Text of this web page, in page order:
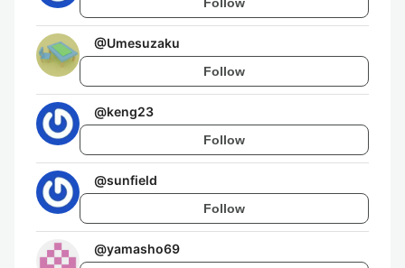
@Umesuzaku
Follow
@keng23
Follow
@sunfield
Follow
@yamasho69